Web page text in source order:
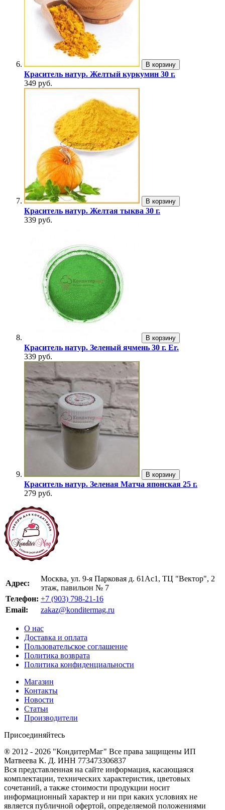
В корзину
Краситель натур. Желтый куркумин 30 г.
349 руб.
В корзину
Краситель натур. Желтая тыква 30 г.
339 руб.
В корзину
Краситель натур. Зеленый ячмень 30 г. Er.
339 руб.
В корзину
Краситель натур. Зеленая Матча японская 25 г.
279 руб.
Адрес:
Москва, ул. 9-я Парковая д. 61Ас1, ТЦ "Вектор", 2
этаж, павильон № 7
Телефон: +7 (903) 798-21-16
Email:
zakaz@konditermag.ru
О нас
Доставка и оплата
Пользовательское соглашение
Политика возврата
Политика конфиденциальности
Магазин
Контакты
Новости
Статьи
Производители
Присоединяйтесь
® 2012 - 2026 "КондитерМаг" Все права защищены ИП
Матвеева К. Д. ИНН 773473306837
Вся представленная на сайте информация, касающаяся
комплектации, технических характеристик, цветовых
сочетаний, а также стоимости продукции носит
информационный характер и ни при каких условиях не
является публичной офертой, определяемой положениями